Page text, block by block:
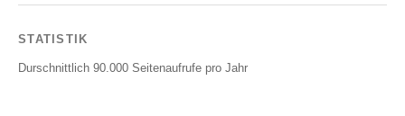
STATISTIK
Durschnittlich 90.000 Seitenaufrufe pro Jahr